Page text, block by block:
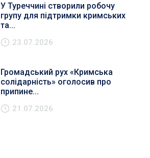
У Туреччині створили робочу
групу для підтримки кримських
та...
23.07.2026
Громадський рух «Кримська
солідарність» оголосив про
припине...
21.07.2026